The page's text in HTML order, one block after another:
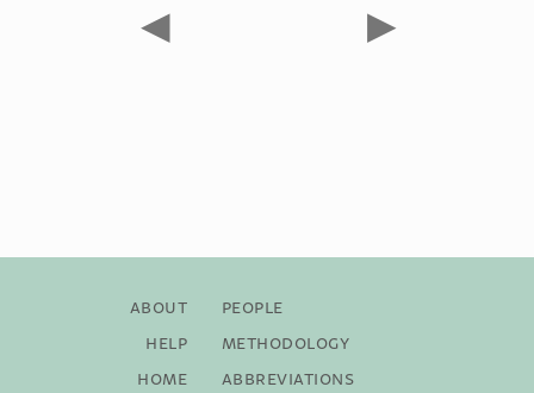
◀ ▶
About
Help
Home
People
Methodology
Abbreviations